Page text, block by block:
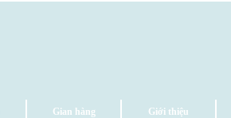
Gian hàng Giới thiệu